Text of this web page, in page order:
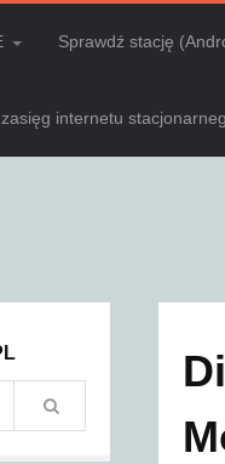
Sprawdź stację
internetu